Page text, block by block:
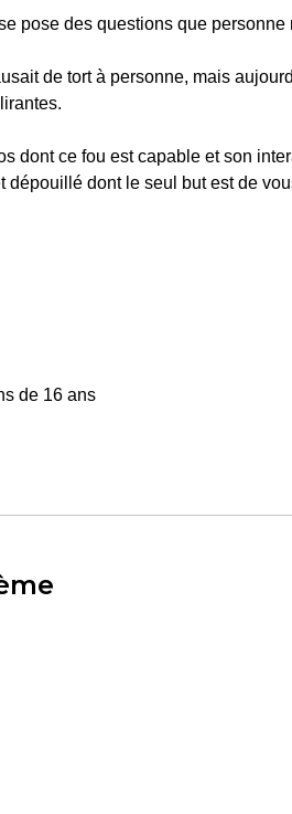
pose des questions que personne
de tort à personne, mais
dont ce fou est capable et son
dépouillé dont le seul but est de
de 16 ans